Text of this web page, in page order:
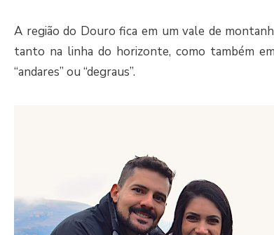
A região do Douro fica em um vale de
tanto na linha do horizonte, como também
“andares” ou “degraus”.